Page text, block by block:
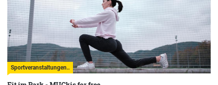
Sportveranstaltungen..